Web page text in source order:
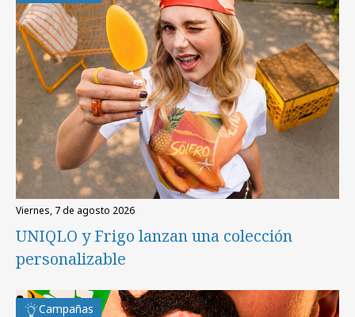
viernes, 7 de agosto 2026
UNIQLO y Frigo lanzan una colección
personalizable
Campañas